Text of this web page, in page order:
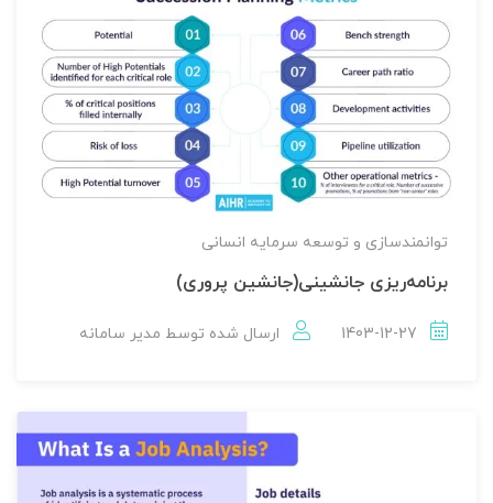
توانمندسازی و توسعه سرمایه انسانی
برنامه‌ریزی جانشینی(جانشین پروری)
1403-12-27 ارسال شده توسط مدير سامانه